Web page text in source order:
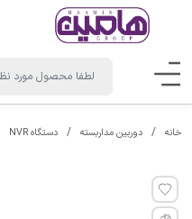
خانه دوربین مداربسته دستگاه NVR